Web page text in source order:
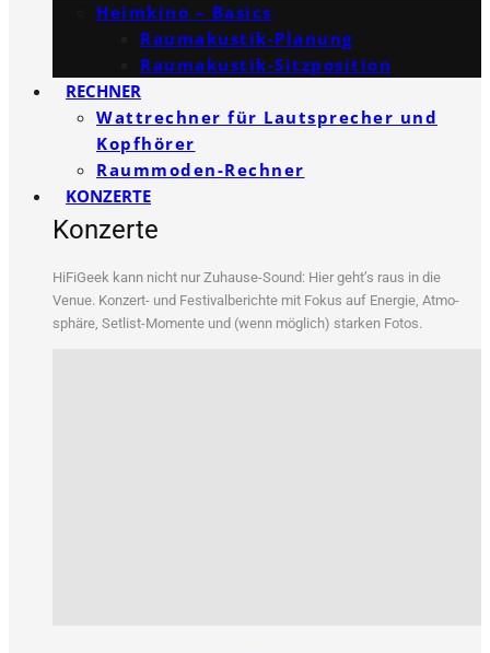
Heimkino – Basics
Raumakustik-Planung
Raumakustik-Sitzposition
RECHNER
Wattrechner für Lautsprecher und
Kopfhörer
Raummoden-Rechner
KONZERTE
Konzerte
HiFi­Ge­ek kann nicht nur Zuhau­se-Sound: Hier geht’s raus in die
Venue. Kon­zert- und Fes­ti­val­be­rich­te mit Fokus auf Ener­gie, Atmo­
sphä­re, Set­list-Momen­te und (wenn mög­lich) star­ken Fotos.